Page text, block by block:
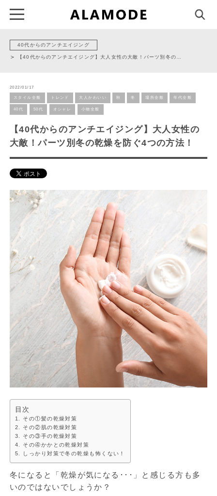
40代からのアンチエイジング
【40代からのアンチエイジング】大人女性の大敵！パーツ別冬の…
2022/01/17
スタイル全般 トレンド 大人かわいい 秋 冬 場所全般 年代全般
40代 50代 オシャレ 小物全般
【40代からのアンチエイジング】大人女性の
大敵！パーツ別冬の乾燥を防ぐ4つの方法！
目次
その①髪の乾燥対策
その②肌の乾燥対策
その③手の乾燥対策
その④かかとの乾燥対策
しっかり対策で冬の乾燥も怖くない！
冬になると「乾燥が気になる･･･」と感じる方も多
いのではないでしょうか？